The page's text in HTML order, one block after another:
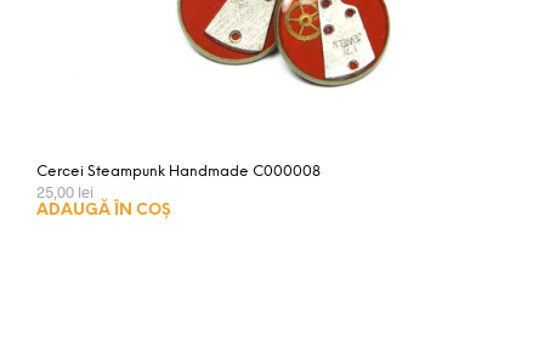
Cercei Steampunk Handmade C000008
25,00 lei
ADAUGĂ ÎN COȘ